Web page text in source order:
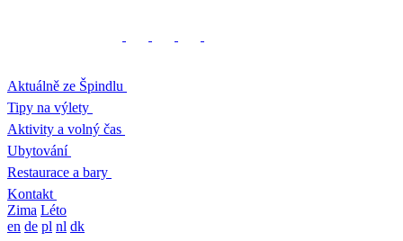
Aktuálně ze Špindlu
Tipy na výlety
Aktivity a volný čas
Ubytování
Restaurace a bary
Kontakt
Zima Léto
en de pl nl dk